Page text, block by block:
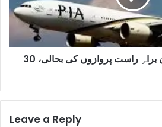
پی آئی اے کی لاہور۔لندن براہِ راست پروازوں کی بحالی، 30
Leave a Reply